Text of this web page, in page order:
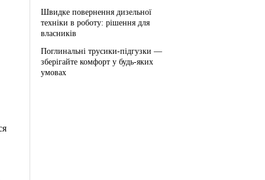
Швидке повернення дизельної
техніки в роботу: рішення для
власників
Поглинальні трусики-підгузки —
зберігайте комфорт у будь-яких
умовах